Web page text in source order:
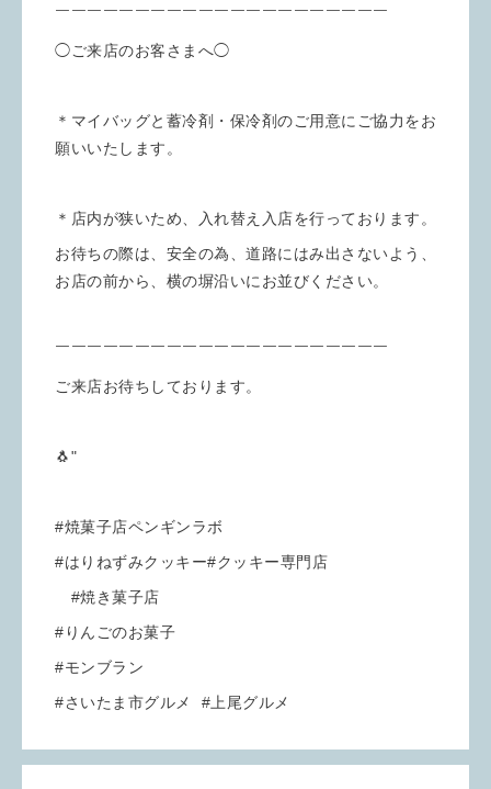
￣￣￣￣￣￣￣￣￣￣￣￣￣￣￣￣￣￣￣￣￣
◯ご来店のお客さまへ◯
＊マイバッグと蓄冷剤・保冷剤のご用意にご協力をお
願いいたします。
＊店内が狭いため、入れ替え入店を行っております。
お待ちの際は、安全の為、道路にはみ出さないよう、
お店の前から、横の塀沿いにお並びください。
￣￣￣￣￣￣￣￣￣￣￣￣￣￣￣￣￣￣￣￣￣
ご来店お待ちしております。
🐧"
#焼菓子店ペンギンラボ
#はりねずみクッキー#クッキー専門店
#焼き菓子店
#りんごのお菓子
#モンブラン
#さいたま市グルメ #上尾グルメ